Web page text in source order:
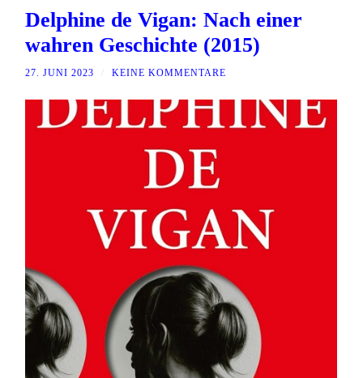
Delphine de Vigan: Nach einer
wahren Geschichte (2015)
27. JUNI 2023 KEINE KOMMENTARE